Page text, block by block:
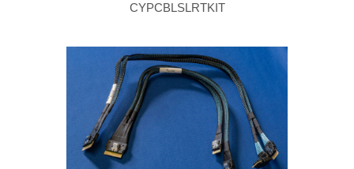
CYPCBLSLRTKIT